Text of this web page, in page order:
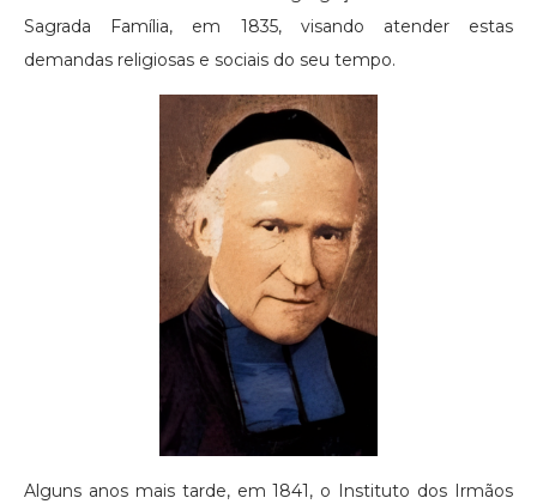
Sagrada Família, em 1835, visando atender estas
demandas religiosas e sociais do seu tempo.
Alguns anos mais tarde, em 1841, o Instituto dos Irmãos